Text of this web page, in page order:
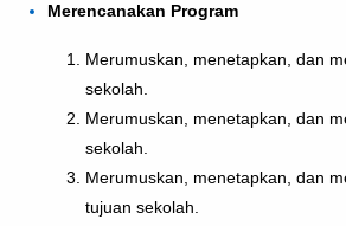
Merencanakan Program
Merumuskan, menetapkan, dan
sekolah.
Merumuskan, menetapkan, dan
sekolah.
Merumuskan, menetapkan, dan
tujuan sekolah.